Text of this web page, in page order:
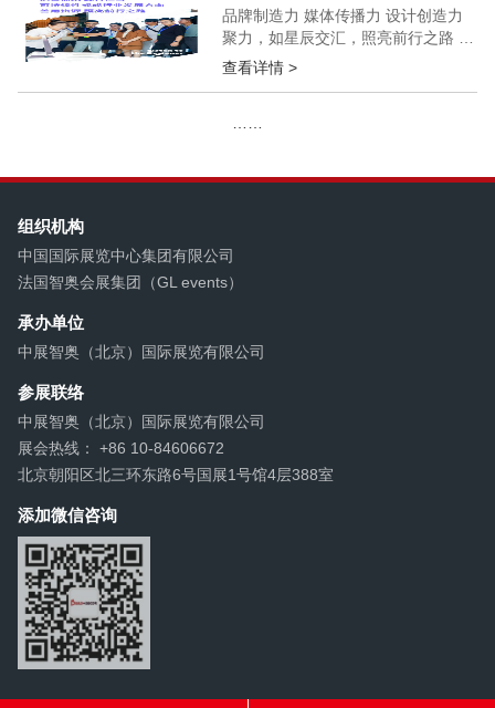
销商×先锋设计师×匠心装企×优质供
应链企...
品牌制造力 媒体传播力 设计创造力
聚力，如星辰交汇，照亮前行之路 构
筑交流平台 深挖产品精髓 拓展市场
焦点，似浪潮席卷各个领域，深刻影
查看详情 >
组织机构
中国国际展览中心集团有限公司
法国智奥会展集团（GL events）
承办单位
中展智奥（北京）国际展览有限公司
参展联络
中展智奥（北京）国际展览有限公司
展会热线： +86 10-84606672
北京朝阳区北三环东路6号国展1号馆4层388室
添加微信咨询